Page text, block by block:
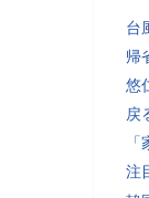
台
帰
悠
戻
注